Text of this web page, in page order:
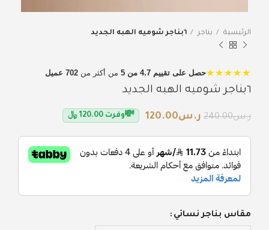
الرئيسية بناجر ٦بناجر شوميه الهبه الجديد
★★★★★حصل على تقييم 4.7 من 5 من أكثر من 702 عميل
٦بناجر شوميه الهبه الجديد
ر.س240.00 ر.س120.00
💸وفرت 120.00 ﷼
مقاس بناجر نسائي